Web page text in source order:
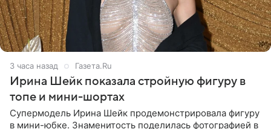
3 часа назад Газета.Ru
Ирина Шейк показала стройную фигуру в
топе и мини-шортах
Супермодель Ирина Шейк продемонстрировала фигуру
в мини-юбке. Знаменитость поделилась фотографией в